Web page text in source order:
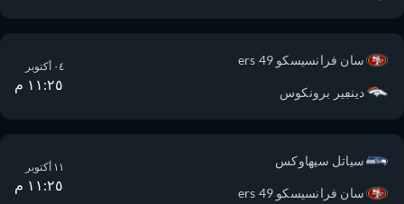
سان فرانسيسكو 49 ers
دينڢير برونكوس ١١:٢٥ م
سياتل سيهاوكس
سان فرانسيسكو 49 ers ١١:٢٥ م